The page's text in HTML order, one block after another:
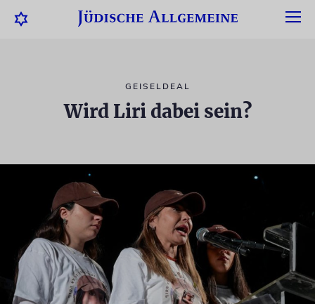
GEISELDEAL
Wird Liri dabei sein?